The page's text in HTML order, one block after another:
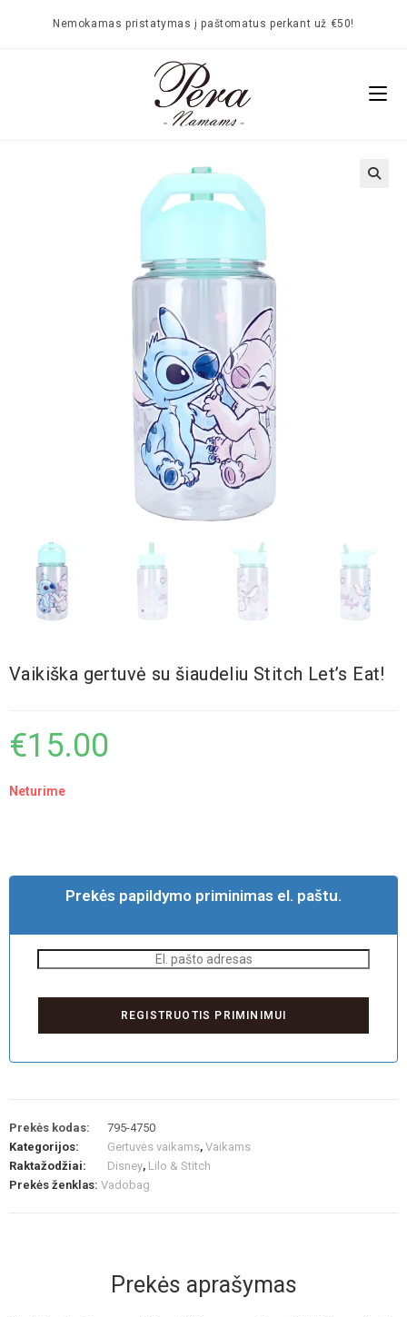
Nemokamas pristatymas į paštomatus perkant už €50!
Vaikiška gertuvė su šiaudeliu Stitch Let’s Eat!
€15.00
Neturime
Prekės papildymo priminimas el. paštu.
Prekės kodas:
795-4750
Kategorijos:
Gertuvės vaikams, Vaikams
Raktažodžiai:
Disney, Lilo & Stitch
Prekės ženklas: Vadobag
Prekės aprašymas